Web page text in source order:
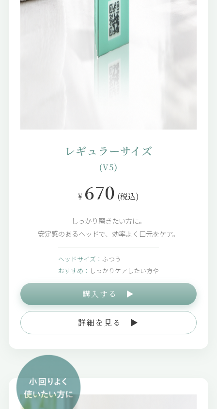
レギュラーサイズ
(V5)
¥ 670 (税込)
しっかり磨きたい方に。
安定感のあるヘッドで、効率よく口元をケア。
ヘッドサイズ： ふつう
おすすめ： しっかりケアしたい方や
購入する ▶
詳細を見る ▶